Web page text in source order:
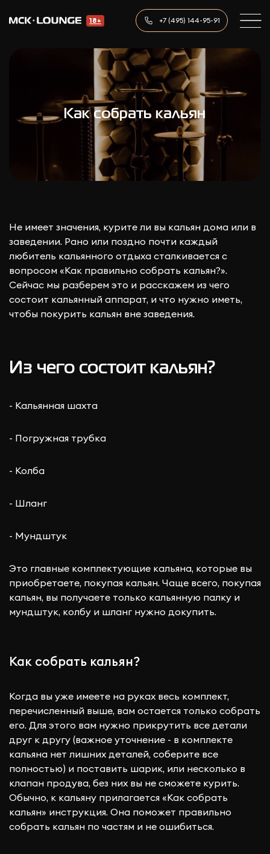
18+ +7 (495) 144-95-91
Как собрать кальян
Не имеет значения, курите ли вы кальян дома или в
заведении. Рано или поздно почти каждый
любитель кальянного отдыха сталкивается с
вопросом «Как правильно собрать кальян?».
Сейчас мы разберем это и расскажем из чего
состоит кальянный аппарат, и что нужно иметь,
чтобы покурить кальян вне заведения.
Из чего состоит кальян?
- Кальянная шахта
- Погружная трубка
- Колба
- Шланг
- Мундштук
Это главные комплектующие кальяна, которые вы
приобретаете, покупая кальян. Чаще всего, покупая
кальян, вы получаете только кальянную палку и
мундштук, колбу и шланг нужно докупить.
Как собрать кальян?
Когда вы уже имеете на руках весь комплект,
перечисленный выше, вам остается только собрать
его. Для этого вам нужно прикрутить все детали
друг к другу (важное уточнение - в комплекте
кальяна нет лишних деталей, соберите все
полностью) и поставить шарик, или несколько в
клапан продува, без них вы не сможете курить.
Обычно, к кальяну прилагается «Как собрать
кальян» инструкция. Она поможет правильно
собрать кальян по частям и не ошибиться.